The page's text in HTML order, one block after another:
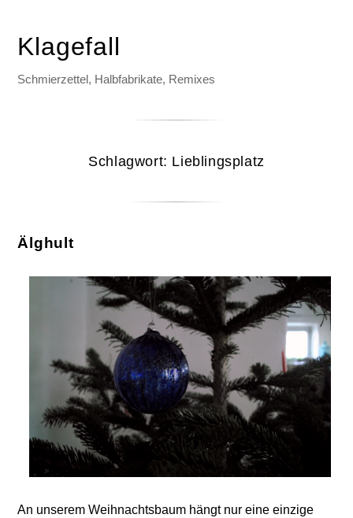
Klagefall
Schmierzettel, Halbfabrikate, Remixes
Schlagwort: Lieblingsplatz
Älghult
An unserem Weihnachtsbaum hängt nur eine einzige